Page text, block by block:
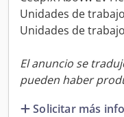
Unidades de
Unidades de
El anuncio se
pueden haber
Solicitar más